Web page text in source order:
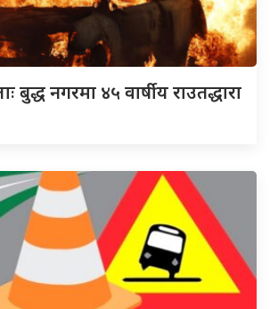
बुद्ध नगरमा ४५ वार्षीय राउतद्धारा